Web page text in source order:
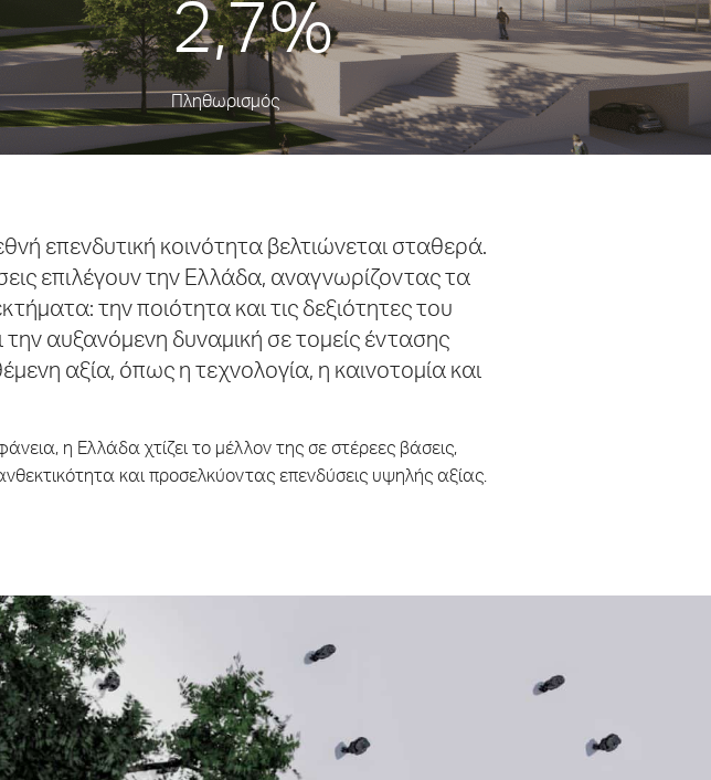
2,7%
Πληθωρισμός
επενδυτική κοινότητα βελτιώνεται σταθερά.
επιλέγουν την Ελλάδα, αναγνωρίζοντας τα
την ποιότητα και τις δεξιότητες του
αυξανόμενη δυναμική σε τομείς έντασης
αξία, όπως η τεχνολογία, η καινοτομία και
η Ελλάδα χτίζει το μέλλον της σε στέρεες βάσεις,
και προσελκύοντας επενδύσεις υψηλής αξίας.